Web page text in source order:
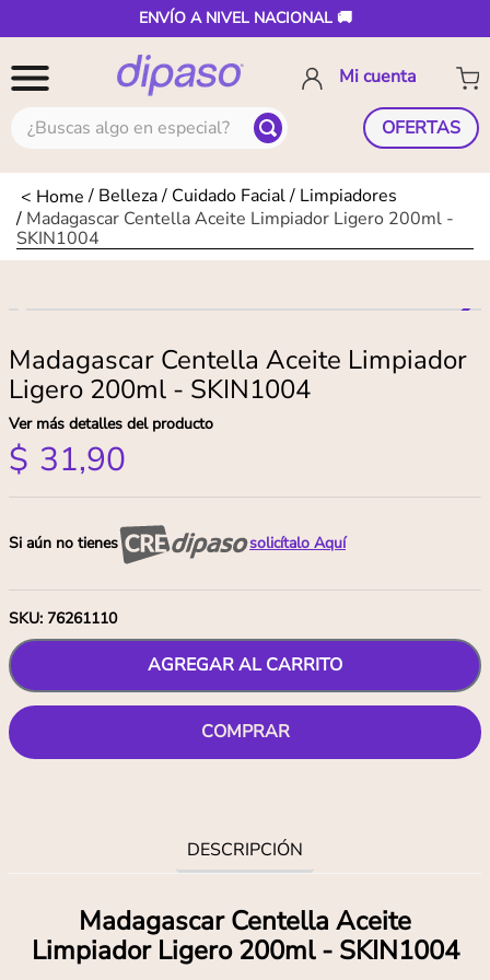
ENVÍO A NIVEL NACIONAL 🚚
¿Buscas algo en especial? OFERTAS
Belleza Cuidado Facial
Limpiadores
Madagascar Centella Aceite Limpiador Ligero 200ml -
SKIN1004
Madagascar Centella Aceite Limpiador
Ligero 200ml - SKIN1004
Ver más detalles del producto
$ 31,90
Si aún no tienes solicítalo Aquí
SKU: 76261110
AGREGAR AL CARRITO
COMPRAR
DESCRIPCIÓN
Madagascar Centella Aceite
Limpiador Ligero 200ml - SKIN1004